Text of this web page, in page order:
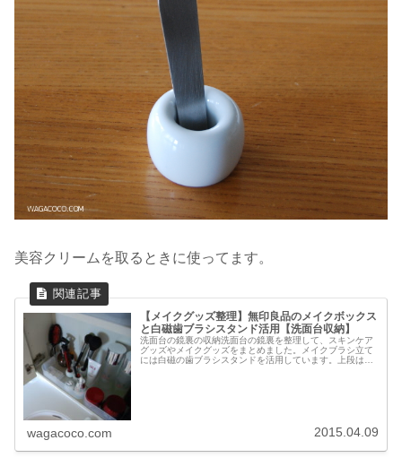
美容クリームを取るときに使ってます。
【メイクグッズ整理】無印良品のメイクボックス
と白磁歯ブラシスタンド活用【洗面台収納】
洗面台の鏡裏の収納洗面台の鏡裏を整理して、スキンケア
グッズやメイクグッズをまとめました。メイクブラシ立て
には白磁の歯ブラシスタンドを活用しています。上段はポ
wagacoco.com 2015.04.09